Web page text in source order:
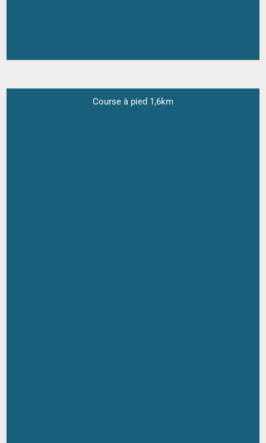
Course à pied 1,6km